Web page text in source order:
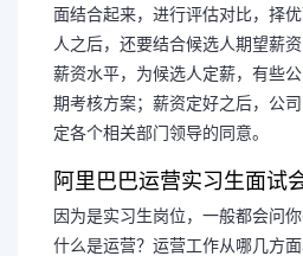
面结合起来，进行评估对比，择
人之后，还要结合候选人期望薪
薪资水平，为候选人定薪，有些
期考核方案；薪资定好之后，公
定各个相关部门领导的同意。
阿里巴巴运营实习生面试
因为是实习生岗位，一般都会问
什么是运营？运营工作从哪几方